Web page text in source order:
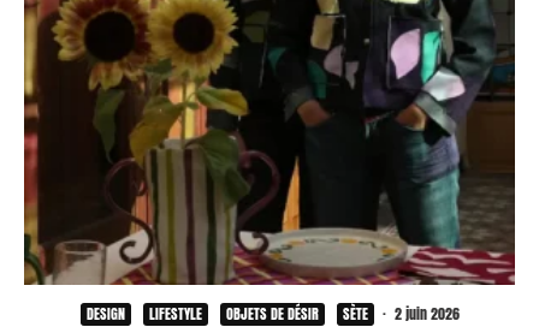
DESIGN LIFESTYLE OBJETS DE DÉSIR SÈTE · 2 juin 2026